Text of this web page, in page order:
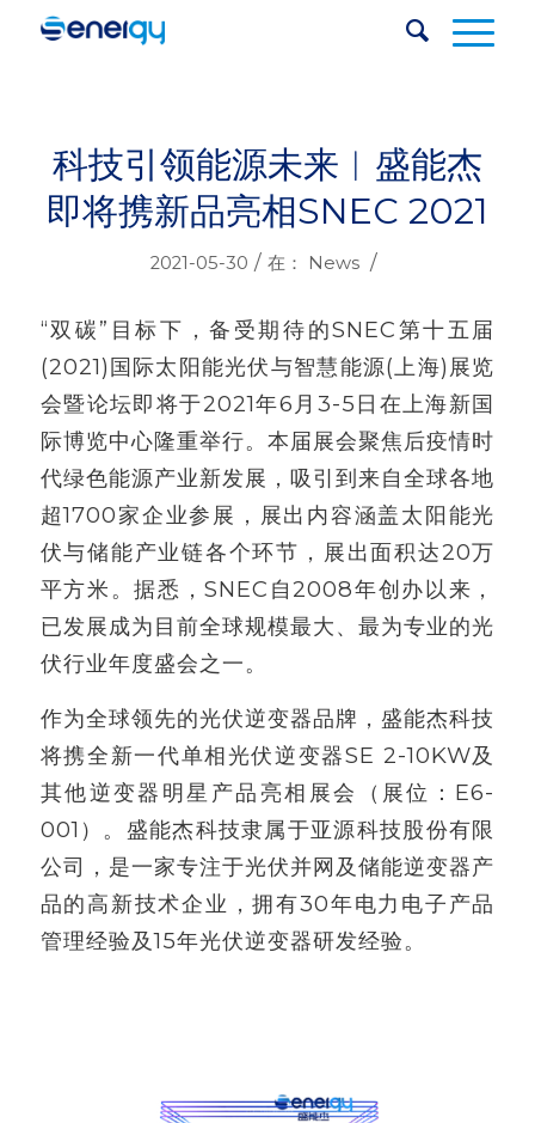
科技引领能源未来︱盛能杰
即将携新品亮相SNEC 2021
2021-05-30 / 在： News /
“双碳”目标下，备受期待的SNEC第十五届
(2021)国际太阳能光伏与智慧能源(上海)展览
会暨论坛即将于2021年6月3-5日在上海新国
际博览中心隆重举行。本届展会聚焦后疫情时
代绿色能源产业新发展，吸引到来自全球各地
超1700家企业参展，展出内容涵盖太阳能光
伏与储能产业链各个环节，展出面积达20万
平方米。据悉，SNEC自2008年创办以来，
已发展成为目前全球规模最大、最为专业的光
伏行业年度盛会之一。
作为全球领先的光伏逆变器品牌，盛能杰科技
将携全新一代单相光伏逆变器SE 2-10KW及
其他逆变器明星产品亮相展会（展位：E6-
001）。盛能杰科技隶属于亚源科技股份有限
公司，是一家专注于光伏并网及储能逆变器产
品的高新技术企业，拥有30年电力电子产品
管理经验及15年光伏逆变器研发经验。